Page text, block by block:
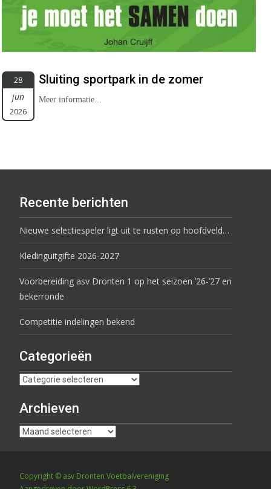
28
jun
2026
Sluiting sportpark in de zomer
Meer informatie...
Recente berichten
Nieuwe selectiespeler ligt uit te rusten op hoofdveld…
Kledinguitgifte 2026-2027
Voorbereiding asv Dronten 1 op het seizoen ’26-’27 en
bekerronde
Competitie indelingen bekend
Categorieën
Archieven
Copyright © asv Dronten Voetbalvereniging